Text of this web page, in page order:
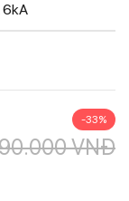
6kA
-33%
VNĐ